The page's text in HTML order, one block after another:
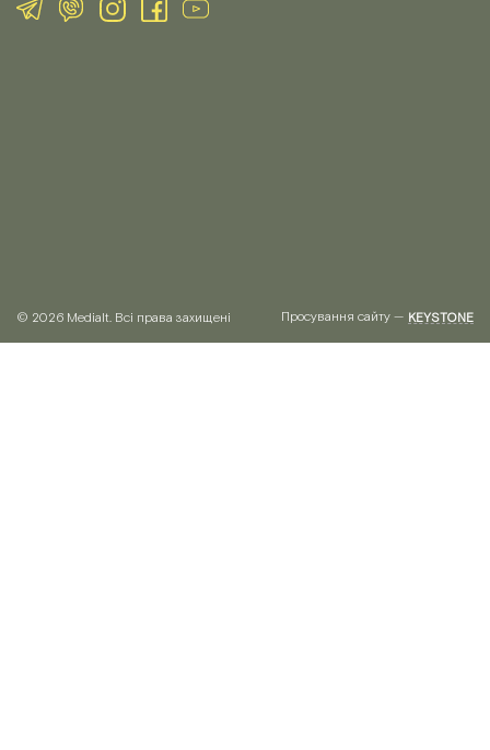
© 2026 Medialt. Всі права захищені Просування сайту — KEYSTONE